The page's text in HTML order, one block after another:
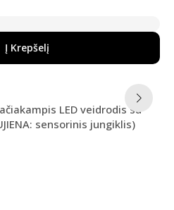
Į Krepšelį